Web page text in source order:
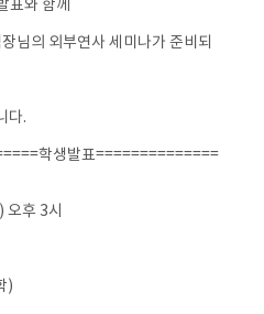
와 함께
님의 외부연사 세미나가 준비되
다.
학생발표==============
후 3시
)